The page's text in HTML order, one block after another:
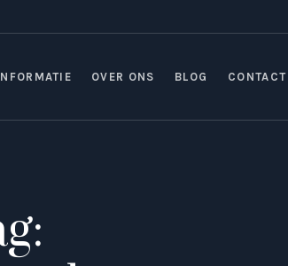
OVER ONS BLOG CONTACT